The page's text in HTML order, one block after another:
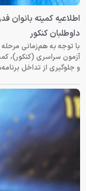
اطلاعیه کمیته بانوان
داوطلبان کنکور
با توجه به هم‌زمانی
آزمون سراسری (کنکور)،
و جلوگیری از تداخل